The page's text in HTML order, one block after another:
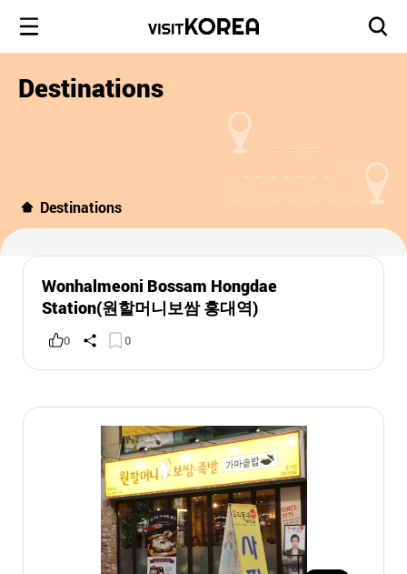
Destinations
Destinations
Wonhalmeoni Bossam Hongdae
Station(원할머니보쌈 홍대역)
0 0